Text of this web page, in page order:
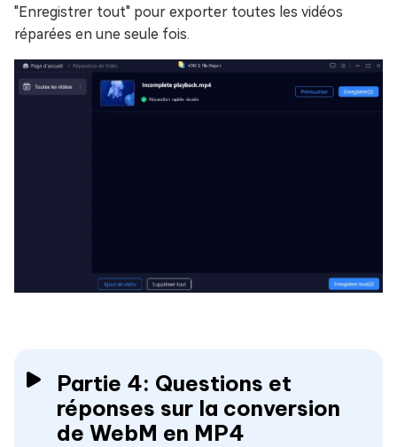
"Enregistrer tout" pour exporter toutes les vidéos
réparées en une seule fois.
Partie 4: Questions et
réponses sur la conversion
de WebM en MP4